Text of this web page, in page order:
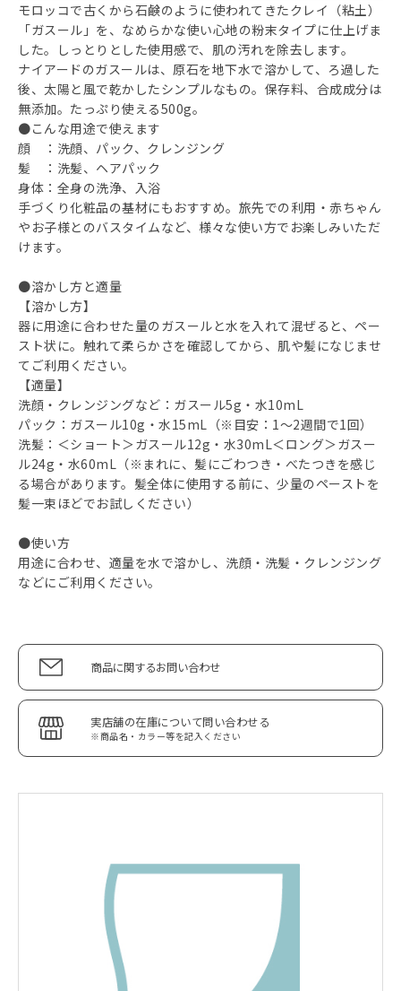
モロッコで古くから石鹸のように使われてきたクレイ（粘土）
「ガスール」を、なめらかな使い心地の粉末タイプに仕上げま
した。しっとりとした使用感で、肌の汚れを除去します。
ナイアードのガスールは、原石を地下水で溶かして、ろ過した
後、太陽と風で乾かしたシンプルなもの。保存料、合成成分は
無添加。たっぷり使える500g。
●こんな用途で使えます
顔 ：洗顔、パック、クレンジング
髪 ：洗髪、ヘアパック
身体：全身の洗浄、入浴
手づくり化粧品の基材にもおすすめ。旅先での利用・赤ちゃん
やお子様とのバスタイムなど、様々な使い方でお楽しみいただ
けます。
●溶かし方と適量
【溶かし方】
器に用途に合わせた量のガスールと水を入れて混ぜると、ペー
スト状に。触れて柔らかさを確認してから、肌や髪になじませ
てご利用ください。
【適量】
洗顔・クレンジングなど：ガスール5g・水10mL
パック：ガスール10g・水15mL（※目安：1～2週間で1回）
洗髪：＜ショート＞ガスール12g・水30mL＜ロング＞ガスー
ル24g・水60mL（※まれに、髪にごわつき・べたつきを感じ
る場合があります。髪全体に使用する前に、少量のペーストを
髪一束ほどでお試しください）
●使い方
用途に合わせ、適量を水で溶かし、洗顔・洗髪・クレンジング
などにご利用ください。
商品に関するお問い合わせ
実店舗の在庫について問い合わせる
※商品名・カラー等を記入ください